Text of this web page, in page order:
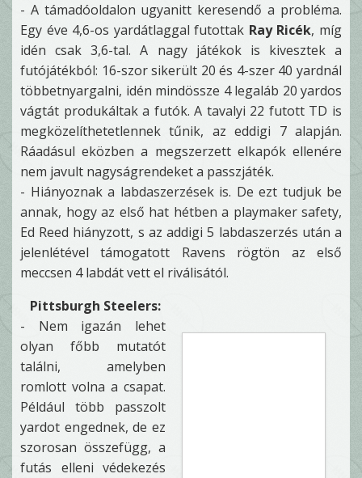
- A támadóoldalon ugyanitt keresendő a probléma.
Egy éve 4,6-os yardátlaggal futottak Ray Ricék, míg
idén csak 3,6-tal. A nagy játékok is kivesztek a
futójátékból: 16-szor sikerült 20 és 4-szer 40 yardnál
többetnyargalni, idén mindössze 4 legaláb 20 yardos
vágtát produkáltak a futók. A tavalyi 22 futott TD is
megközelíthetetlennek tűnik, az eddigi 7 alapján.
Ráadásul eközben a megszerzett elkapók ellenére
nem javult nagyságrendeket a passzjáték.
- Hiányoznak a labdaszerzések is. De ezt tudjuk be
annak, hogy az első hat hétben a playmaker safety,
Ed Reed hiányzott, s az addigi 5 labdaszerzés után a
jelenlétével támogatott Ravens rögtön az első
meccsen 4 labdát vett el riválisától.
Pittsburgh Steelers:
- Nem igazán lehet
olyan főbb mutatót
találni, amelyben
romlott volna a csapat.
Például több passzolt
yardot engednek, de ez
szorosan összefügg, a
futás elleni védekezés